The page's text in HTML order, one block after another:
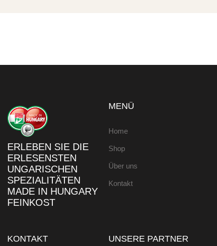
ERLEBEN SIE DIE
ERLESENSTEN
UNGARISCHEN
SPEZIALITÄTEN
MADE IN HUNGARY
FEINKOST
MENÜ
Home
Shop
Über uns
Kontakt
KONTAKT UNSERE PARTNER